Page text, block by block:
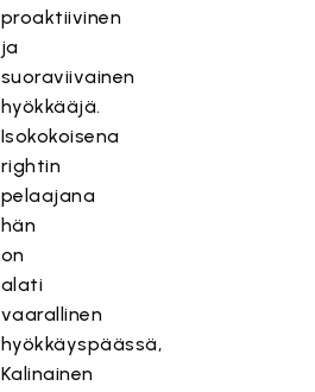
proaktiivinen
ja
suoraviivainen
hyökkääjä.
Isokokoisena
rightin
pelaajana
hän
on
alati
vaarallinen
hyökkäyspäässä,
Kalinainen
T
ä
m
ä
si